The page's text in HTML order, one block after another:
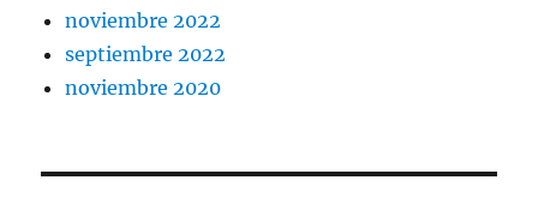
noviembre 2022
septiembre 2022
noviembre 2020